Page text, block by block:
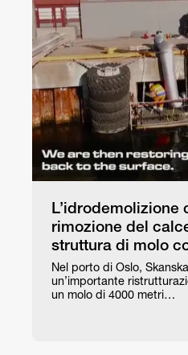
L’idrodemolizione
rimozione del
struttura di molo
Nel porto di Oslo,
un’importante
un molo di 4000 metri…